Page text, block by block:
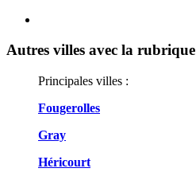
Autres villes avec la rubrique
Principales villes :
Fougerolles
Gray
Héricourt